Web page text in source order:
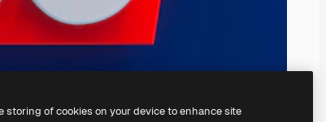
storing of cookies on your device to enhance site